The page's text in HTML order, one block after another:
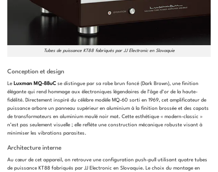
Tubes de puissance KT88 fabriqués par JJ Electronic en Slovaquie
Conception et design
Le Luxman MQ-88uC se distingue par sa robe brun foncé (Dark Brown), une finition
élégante qui rend hommage aux électroniques légendaires de l’âge d’or de la haute-
fidélité. Directement inspiré du célèbre modèle MQ-60 sorti en 1969, cet amplificateur de
puissance arbore un panneau supérieur en aluminium à la finition brossée et des capots
de transformateurs en aluminium moulé noir mat. Cette esthétique « modern-classic »
n’est pas seulement visuelle ; elle reflète une construction mécanique robuste visant à
minimiser les vibrations parasites.
Architecture interne
Au cœur de cet appareil, on retrouve une configuration push-pull utilisant quatre tubes
de puissance KT88 fabriqués par JJ Electronic en Slovaquie. Le choix du montage en